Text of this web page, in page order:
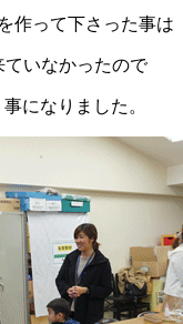
作って下さった事は
いなかったので
になりました。